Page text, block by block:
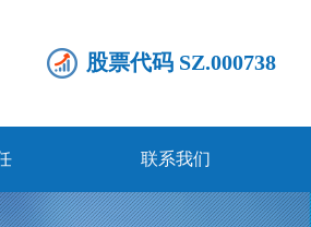
股票代码 SZ.000738
联系我们